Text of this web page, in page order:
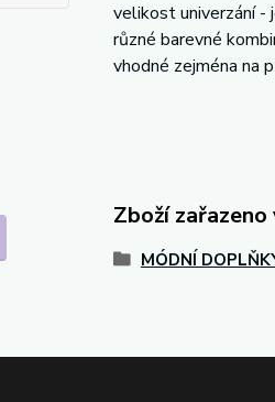
velikost univerzání -
různé barevné
vhodné zejména na
Zboží
MÓDNÍ